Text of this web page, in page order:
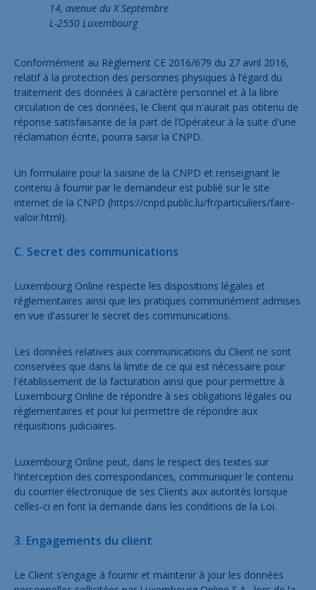
14, avenue du X Septembre
L-2550 Luxembourg
Conformément au Règlement CE 2016/679 du 27 avril 2016,
relatif à la protection des personnes physiques à l’égard du
traitement des données à caractère personnel et à la libre
circulation de ces données, le Client qui n'aurait pas obtenu de
réponse satisfaisante de la part de l’Opérateur à la suite d'une
réclamation écrite, pourra saisir la CNPD.
Un formulaire pour la saisine de la CNPD et renseignant le
contenu à fournir par le demandeur est publié sur le site
internet de la CNPD (https://cnpd.public.lu/fr/particuliers/faire-
valoir.html).
C. Secret des communications
Luxembourg Online respecte les dispositions légales et
réglementaires ainsi que les pratiques communément admises
en vue d'assurer le secret des communications.
Les données relatives aux communications du Client ne sont
conservées que dans la limite de ce qui est nécessaire pour
l'établissement de la facturation ainsi que pour permettre à
Luxembourg Online de répondre à ses obligations légales ou
réglementaires et pour lui permettre de répondre aux
réquisitions judiciaires.
Luxembourg Online peut, dans le respect des textes sur
l'interception des correspondances, communiquer le contenu
du courrier électronique de ses Clients aux autorités lorsque
celles-ci en font la demande dans les conditions de la Loi.
3. Engagements du client
Le Client s’engage à fournir et maintenir à jour les données